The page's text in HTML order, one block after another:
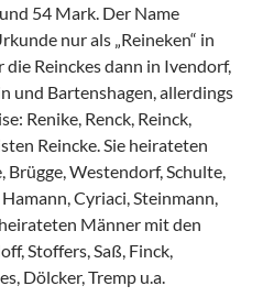
54 Mark. Der Name
nur als „Reineken“ in
Reinckes dann in Ivendorf,
und Bartenshagen, allerdings
Renike, Renck, Reinck,
Reincke. Sie heirateten
Brügge, Westendorf, Schulte,
Cyriaci, Steinmann,
Männer mit den
Stoffers, Saß, Finck,
Dölcker, Tremp u.a.